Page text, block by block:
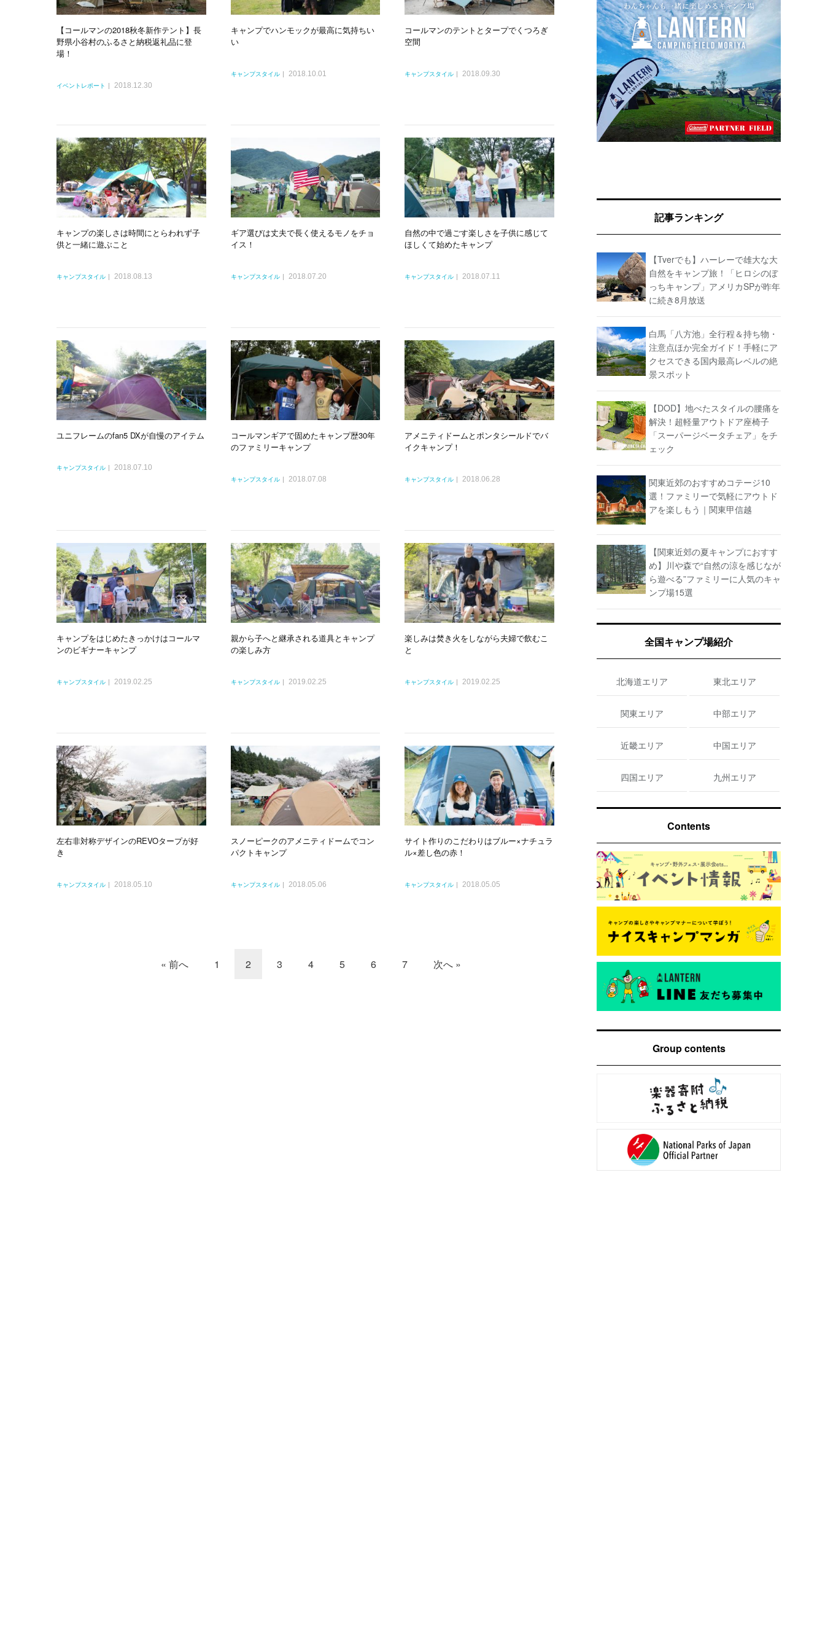
【コールマンの2018秋冬新作テント】長
野県小谷村のふるさと納税返礼品に登
場！
イベントレポート 2018.12.30
キャンプでハンモックが最高に気持ちい
い
キャンプスタイル 2018.10.01
コールマンのテントとタープでくつろぎ
空間
キャンプスタイル 2018.09.30
キャンプの楽しさは時間にとらわれず子
供と一緒に遊ぶこと
キャンプスタイル 2018.08.13
ギア選びは丈夫で長く使えるモノをチョ
イス！
キャンプスタイル 2018.07.20
自然の中で過ごす楽しさを子供に感じて
ほしくて始めたキャンプ
キャンプスタイル 2018.07.11
ユニフレームのfan5 DXが自慢のアイテム
キャンプスタイル 2018.07.10
コールマンギアで固めたキャンプ歴30年
のファミリーキャンプ
キャンプスタイル 2018.07.08
アメニティドームとポンタシールドでバ
イクキャンプ！
キャンプスタイル 2018.06.28
キャンプをはじめたきっかけはコールマ
ンのビギナーキャンプ
キャンプスタイル 2019.02.25
親から子へと継承される道具とキャンプ
の楽しみ方
キャンプスタイル 2019.02.25
楽しみは焚き火をしながら夫婦で飲むこ
と
キャンプスタイル 2019.02.25
左右非対称デザインのREVOタープが好
き
キャンプスタイル 2018.05.10
スノーピークのアメニティドームでコン
パクトキャンプ
キャンプスタイル 2018.05.06
サイト作りのこだわりはブルー×ナチュラ
ル×差し色の赤！
キャンプスタイル 2018.05.05
« 前へ 1 2 3 4 5 6 7 次へ »
記事ランキング
【Tverでも】ハーレーで雄大な大
自然をキャンプ旅！「ヒロシのぼ
っちキャンプ」アメリカSPが昨年
に続き8月放送
白馬「八方池」全行程＆持ち物・
注意点ほか完全ガイド！手軽にア
クセスできる国内最高レベルの絶
景スポット
【DOD】地べたスタイルの腰痛を
解決！超軽量アウトドア座椅子
「スーパージベータチェア」をチ
ェック
関東近郊のおすすめコテージ10
選！ファミリーで気軽にアウトド
アを楽しもう｜関東甲信越
【関東近郊の夏キャンプにおすす
め】川や森で“自然の涼を感じなが
ら遊べる”ファミリーに人気のキャ
ンプ場15選
全国キャンプ場紹介
北海道エリア 東北エリア
関東エリア 中部エリア
近畿エリア 中国エリア
四国エリア 九州エリア
Contents
Group contents